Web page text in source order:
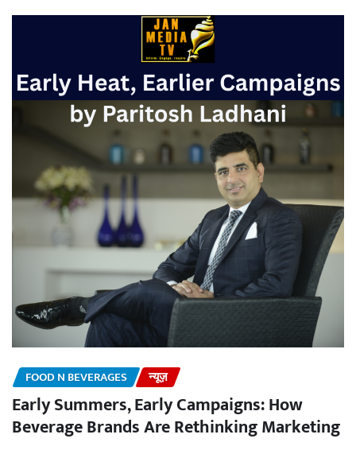
FOOD N BEVERAGES न्यूज़
Early Summers, Early Campaigns: How
Beverage Brands Are Rethinking Marketing